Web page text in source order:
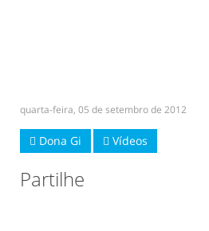
quarta-feira, 05 de setembro de 2012
Dona Gi Vídeos
Partilhe